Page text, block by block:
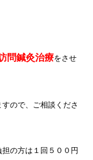
問鍼灸治療をさせ
ので、ご相談くださ
の方は１回５００円